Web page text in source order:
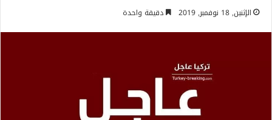
الإثنين, 18 نوفمبر, 2019 دقيقة واحدة